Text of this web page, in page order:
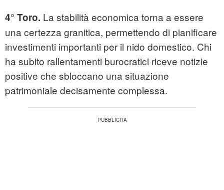
4° Toro. La stabilità economica torna a essere
una certezza granitica, permettendo di pianificare
investimenti importanti per il nido domestico. Chi
ha subito rallentamenti burocratici riceve notizie
positive che sbloccano una situazione
patrimoniale decisamente complessa.